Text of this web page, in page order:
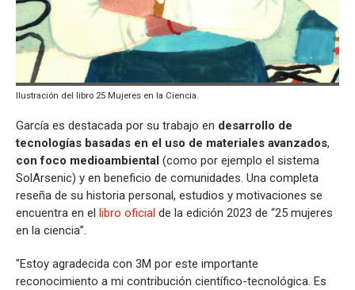
Ilustración del libro 25 Mujeres en la Ciencia.
García es destacada por su trabajo en desarrollo de
tecnologías basadas en el uso de materiales avanzados,
con foco medioambiental (como por ejemplo el sistema
SolArsenic) y en beneficio de comunidades. Una completa
reseña de su historia personal, estudios y motivaciones se
encuentra en el libro oficial de la edición 2023 de “25 mujeres
en la ciencia”.
"Estoy agradecida con 3M por este importante
reconocimiento a mi contribución científico-tecnológica. Es